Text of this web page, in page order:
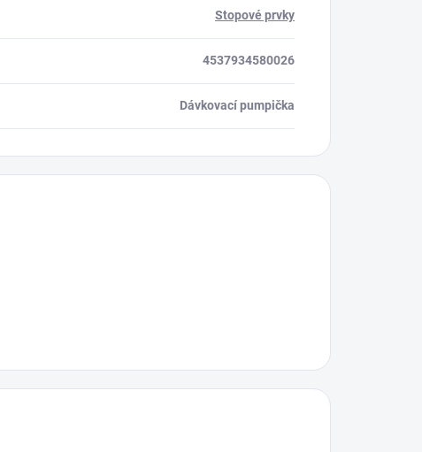
Stopové prvky
4537934580026
Dávkovací pumpička